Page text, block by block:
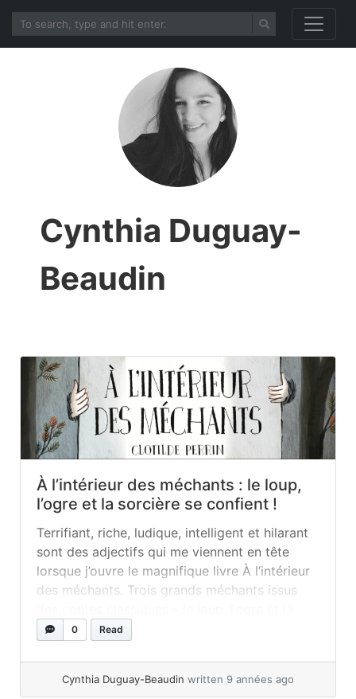
Cynthia Duguay-
Beaudin
À l’intérieur des méchants : le loup,
l’ogre et la sorcière se confient !
Terrifiant, riche, ludique, intelligent et hilarant
sont des adjectifs qui me viennent en tête
lorsque j’ouvre le magnifique livre À l’intérieur
des méchants. Trois grands méchants issus
sorcière – nous révèlent leurs plus grands
l’intérieur des méchants?... »read more
0 Read
Cynthia Duguay-Beaudin written 9 années ago